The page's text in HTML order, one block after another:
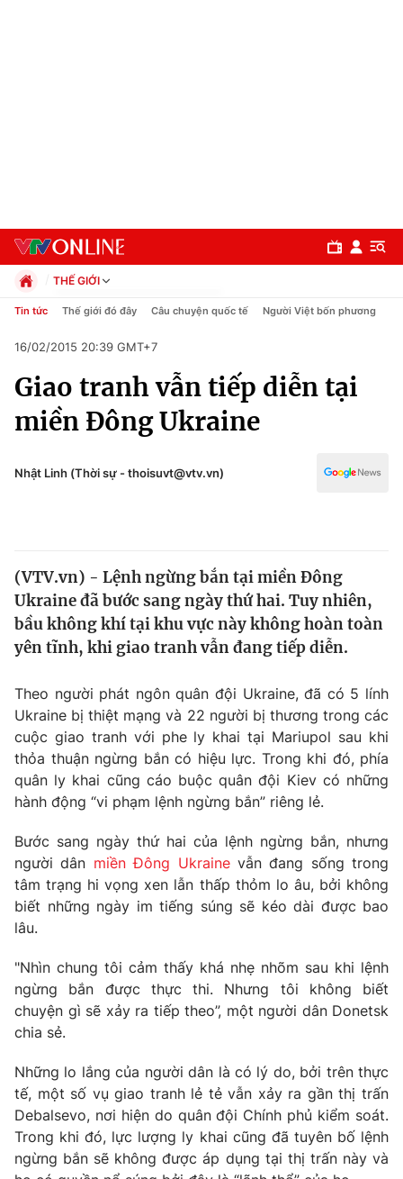
Chuyên mục
Chính trị
Y tế
Thế giới
Tin tức
Thế giới đó đây
Câu chuyện quốc tế
Tài chính
Thị trường
Góc doanh nghiệp
Dữ liệu và đời sống
Truyền hình
Phim VTV
Hậu trường
Nhân vật
Khán giả
Điện ảnh
Âm nhạc
Sao
Đời sống
Du lịch
Chất lượng cuộc sống
Giáo dục
Tuyển sinh
Học trực tuyến
Công nghệ
Hitech Công nghệ tương lai
Thị trường
Tư vấn
Giao lưu trực tuyến
Lịch phát sóng
Chuyên mục khác
THẾ GIỚI
Chính trị
Pháp luật
Kinh tế
Thể thao
Truyền hình
Y tế
Tin tức Thế giới đó đây Câu chuyện quốc tế Người Việt bốn phương
16/02/2015 20:39 GMT+7
Giao tranh vẫn tiếp diễn tại
miền Đông Ukraine
Nhật Linh (Thời sự - thoisuvt@vtv.vn)
(VTV.vn) - Lệnh ngừng bắn tại miền Đông
Ukraine đã bước sang ngày thứ hai. Tuy nhiên,
bầu không khí tại khu vực này không hoàn toàn
yên tĩnh, khi giao tranh vẫn đang tiếp diễn.
Theo người phát ngôn quân đội Ukraine, đã có 5 lính
Ukraine bị thiệt mạng và 22 người bị thương trong các
cuộc giao tranh với phe ly khai tại Mariupol sau khi
thỏa thuận ngừng bắn có hiệu lực. Trong khi đó, phía
quân ly khai cũng cáo buộc quân đội Kiev có những
hành động “vi phạm lệnh ngừng bắn” riêng lẻ.
Bước sang ngày thứ hai của lệnh ngừng bắn, nhưng
người dân miền Đông Ukraine vẫn đang sống trong
tâm trạng hi vọng xen lẫn thấp thỏm lo âu, bởi không
biết những ngày im tiếng súng sẽ kéo dài được bao
lâu.
"Nhìn chung tôi cảm thấy khá nhẹ nhõm sau khi lệnh
ngừng bắn được thực thi. Nhưng tôi không biết
chuyện gì sẽ xảy ra tiếp theo”, một người dân Donetsk
chia sẻ.
Những lo lắng của người dân là có lý do, bởi trên thực
tế, một số vụ giao tranh lẻ tẻ vẫn xảy ra gần thị trấn
Debalsevo, nơi hiện do quân đội Chính phủ kiểm soát.
Trong khi đó, lực lượng ly khai cũng đã tuyên bố lệnh
ngừng bắn sẽ không được áp dụng tại thị trấn này và